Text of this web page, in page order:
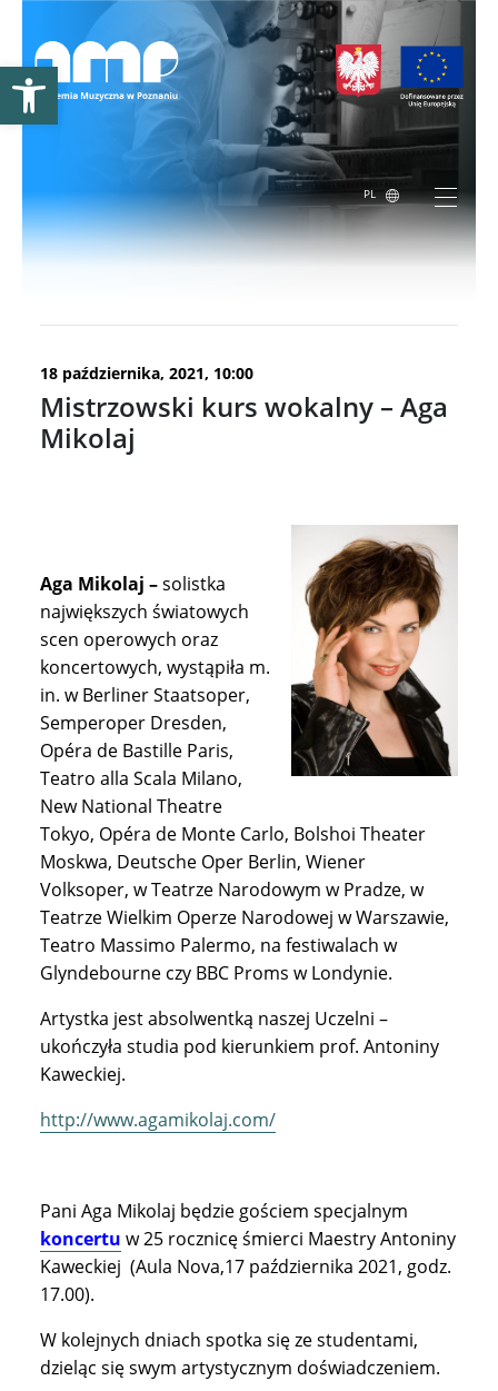
Otwórz pasek narzędzi
PL
18 października, 2021, 10:00
Mistrzowski kurs wokalny – Aga
Mikolaj
Aga Mikolaj –solistka
największych światowych
scen operowych oraz
koncertowych, wystąpiła m.
in. w Berliner Staatsoper,
Semperoper Dresden,
Opéra de Bastille Paris,
Teatro alla Scala Milano,
New National Theatre
Tokyo, Opéra de Monte Carlo, Bolshoi Theater
Moskwa, Deutsche Oper Berlin, Wiener
Volksoper, w Teatrze Narodowym w Pradze, w
Teatrze Wielkim Operze Narodowej w Warszawie,
Teatro Massimo Palermo, na festiwalach w
Glyndebourne czy BBC Proms w Londynie.
Artystka jest absolwentką naszej Uczelni –
ukończyła studia pod kierunkiem prof. Antoniny
Kaweckiej.
http://www.agamikolaj.com/
Pani Aga Mikolaj będzie gościem specjalnym
koncertu w 25 rocznicę śmierci Maestry Antoniny
Kaweckiej (Aula Nova,17 października 2021, godz.
17.00).
W kolejnych dniach spotka się ze studentami,
dzieląc się swym artystycznym doświadczeniem.